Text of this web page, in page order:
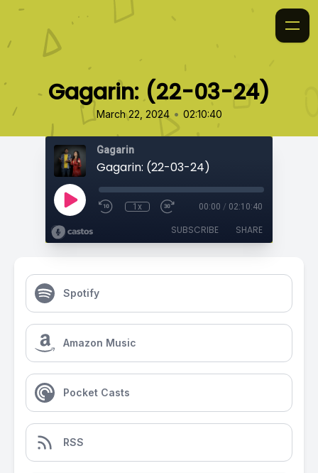
Gagarin: (22-03-24)
March 22, 2024 • 02:10:40
Gagarin
Gagarin: (22-03-24)
1x 00:00 / 02:10:40
SUBSCRIBE SHARE
Spotify
Amazon Music
Pocket Casts
RSS